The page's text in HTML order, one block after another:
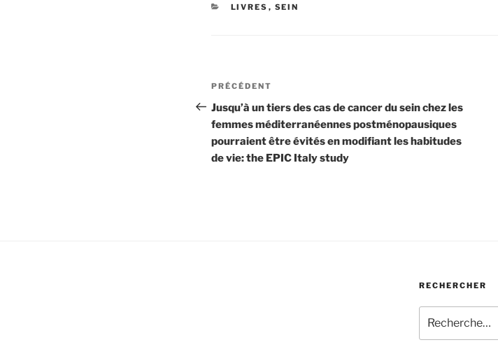
CATÉGORIES
LIVRES , SEIN
Navigation
de
l’article
Article
précédent
PRÉCÉDENT
Jusqu’à un tiers des cas de cancer du sein chez les
femmes méditerranéennes postménopausiques
pourraient être évités en modifiant les habitudes
de vie: the EPIC Italy study
RECHERCHER
pour
: